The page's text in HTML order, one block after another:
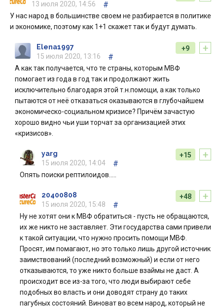
13 июля 2020, 14:56
#
У нас народ в большинстве своем не разбирается в политике
и экономике, поэтому как 1+1 скажет так и будут думать.
+
+9
Elena1997
15 июля 2020, 13:16
#
А как так получается, что те страны, которым МВФ
помогает из года в год так и продолжают жить
исключительно благодаря этой т.н.помощи, а как только
пытаются от неё отказаться оказываются в глубочайшем
экономическо-социальном кризисе? Причём зачастую
хорошо видно чьи уши торчат за организацией этих
«кризисов».
+
+15
yarg
15 июля 2020, 14:04
#
Опять поиски рептилоидов.....
+
+48
20400808
15 июля 2020, 15:48
#
Ну не хотят они к МВФ обратиться - пусть не обращаются,
их же никто не заставляет. Эти государства сами привели
к такой ситуации, что нужно просить помощи МВФ.
Просят, им помагают, но это только лишь другой источник
заимствований (последний возможный) и если от него
отказываются, то уже никто больше взаймы не даст. А
происходит все из-за того, что люди выбирают себе
подобных во власть и они доводят страну до таких
пагубных состояний. Виноват во всем народ, который не